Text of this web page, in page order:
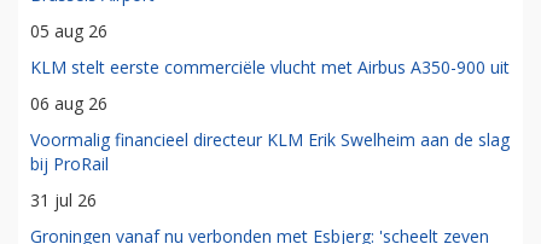
05 aug 26
KLM stelt eerste commerciële vlucht met Airbus A350-900 uit
06 aug 26
Voormalig financieel directeur KLM Erik Swelheim aan de slag
bij ProRail
31 jul 26
Groningen vanaf nu verbonden met Esbjerg: 'scheelt zeven